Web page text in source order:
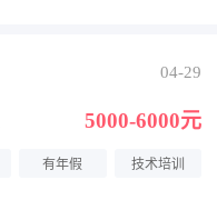
04-29
5000-6000元
有年假 技术培训